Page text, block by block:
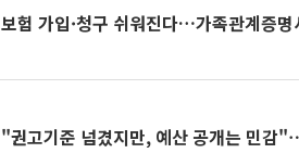
보험 가입·청구 쉬워진다…가족관계증명
"권고기준 넘겼지만, 예산 공개는 민감